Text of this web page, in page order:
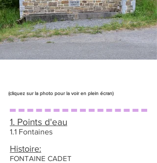
(cliquez sur la photo pour la voir en plein écran)
1. Points d'eau
1.1 Fontaines
Histoire:
FONTAINE CADET